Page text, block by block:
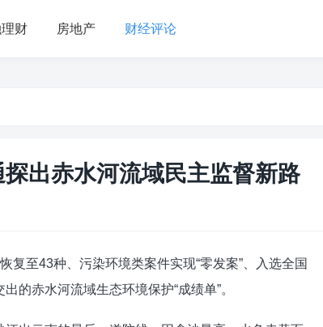
财 房地产 财经评论
出赤水河流域民主监督新路
至43种、污染环境类案件实现“零发案”、入选全国
赤水河流域生态环境保护“成绩单”。